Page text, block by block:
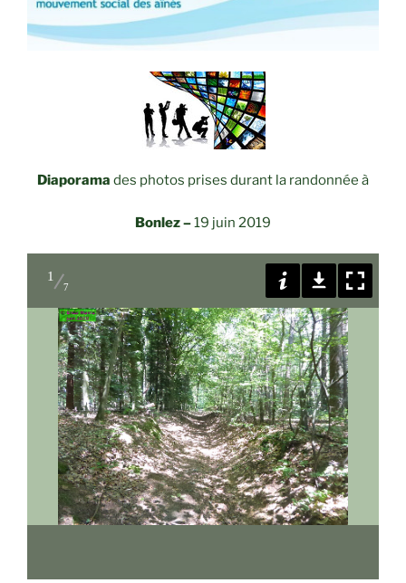
Diaporama des photos prises durant la randonnée à
Bonlez –19 juin 2019
1
7